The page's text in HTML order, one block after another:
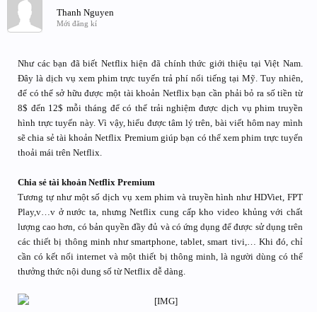
Thanh Nguyen
Mới đăng kí
Như các bạn đã biết Netflix hiện đã chính thức giới thiệu tại Việt Nam.
Đây là dịch vụ xem phim trực tuyến trả phí nổi tiếng tại Mỹ. Tuy nhiên,
để có thể sở hữu được một tài khoản Netflix bạn cần phải bỏ ra số tiền từ
8$ đến 12$ mỗi tháng để có thể trải nghiệm được dịch vụ phim truyền
hình trực tuyến này. Vì vậy, hiểu được tâm lý trên, bài viết hôm nay mình
sẽ chia sẻ tài khoản Netflix Premium giúp bạn có thể xem phim trực tuyến
thoải mái trên Netflix.
Chia sẻ tài khoản Netflix Premium
Tương tự như một số dịch vụ xem phim và truyền hình như HDViet, FPT
Play,v…v ở nước ta, nhưng Netflix cung cấp kho video khủng với chất
lượng cao hơn, có bản quyền đầy đủ và có ứng dụng để được sử dụng trên
các thiết bị thông minh như smartphone, tablet, smart tivi,… Khi đó, chỉ
cần có kết nối internet và một thiết bị thông minh, là người dùng có thể
thưởng thức nội dung số từ Netflix dễ dàng.